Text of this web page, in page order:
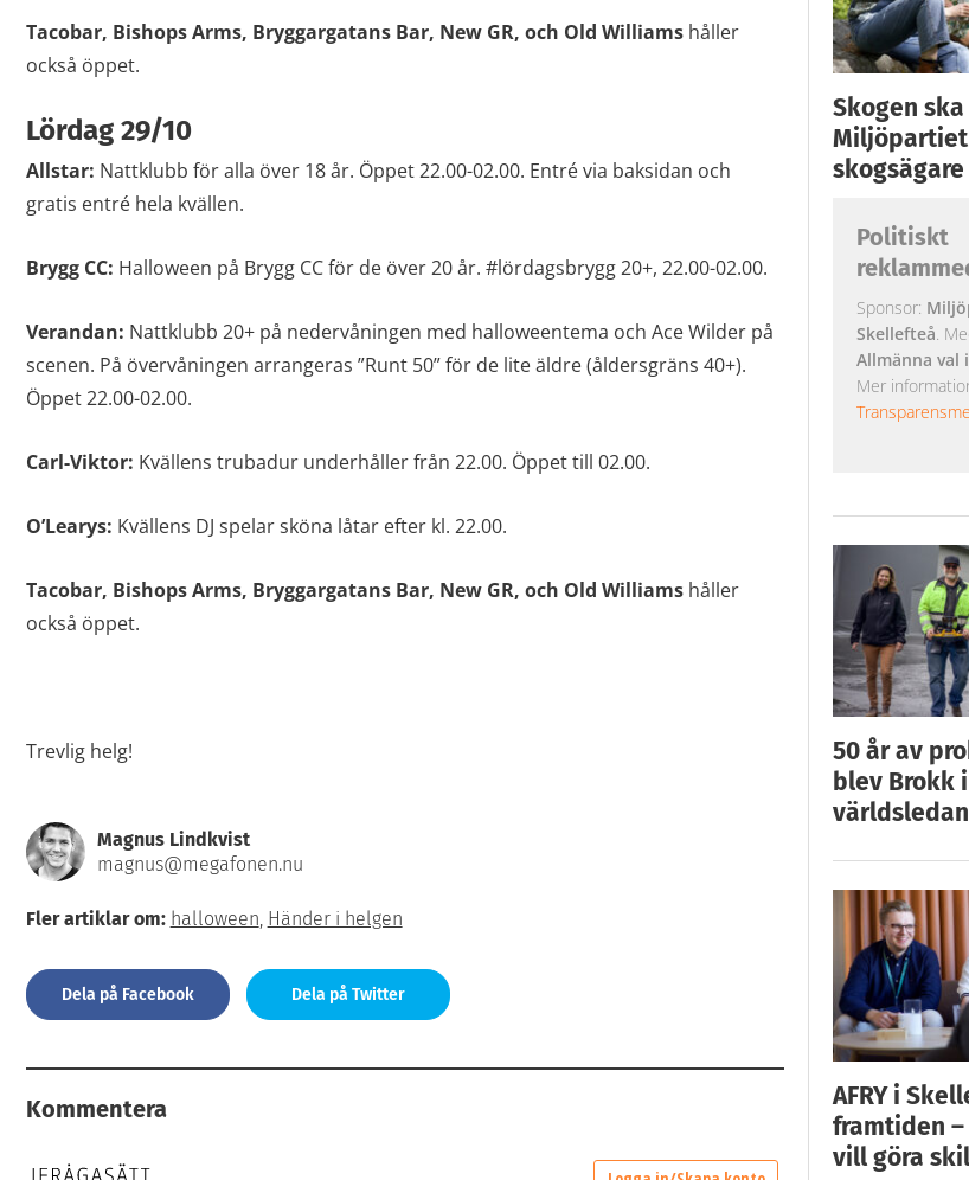
Tacobar, Bishops Arms, Bryggargatans Bar, New GR, och Old Williamshåller
också öppet.
Lördag 29/10
Allstar: Nattklubb för alla över 18 år. Öppet 22.00-02.00. Entré via baksidan och
gratis entré hela kvällen.
Brygg CC: Halloween på Brygg CC för de över 20 år. #lördagsbrygg 20+, 22.00-02.00.
Verandan: Nattklubb 20+ på nedervåningen med halloweentema och Ace Wilder på
scenen. På övervåningen arrangeras ”Runt 50” för de lite äldre (åldersgräns 40+).
Öppet 22.00-02.00.
Carl-Viktor: Kvällens trubadur underhåller från 22.00. Öppet till 02.00.
O’Learys: Kvällens DJ spelar sköna låtar efter kl. 22.00.
Tacobar, Bishops Arms, Bryggargatans Bar, New GR, och Old Williamshåller
också öppet.
Trevlig helg!
Magnus Lindkvist
magnus@megafonen.nu
Fler artiklar om: halloween, Händer i helgen
Dela på Facebook Dela på Twitter
Kommentera
Skogen
Politiskt
Sponsor:
Skellefteå.
Allmänna val
Mer
50 år av
blev Brokk
AFRY i
framtiden
vill göra